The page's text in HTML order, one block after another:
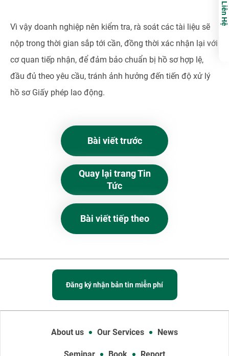
Vì vậy doanh nghiệp nên kiểm tra, rà soát các tài liệu sẽ
nộp trong thời gian sắp tới cần, đồng thời xác nhận lại với
cơ quan tiếp nhận, để đảm bảo chuẩn bị hồ sơ hợp lệ,
đầu đủ theo yêu cầu, tránh ảnh hưởng đến tiến độ xử lý
hồ sơ Giấy phép lao động.
Bài viết trước
Quay lại trang Tin
Tức
Bài viết tiếp theo
Liên Hệ
Đăng ký nhận bản tin miễn phí
About us Our Services News